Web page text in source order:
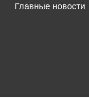
Главные новости